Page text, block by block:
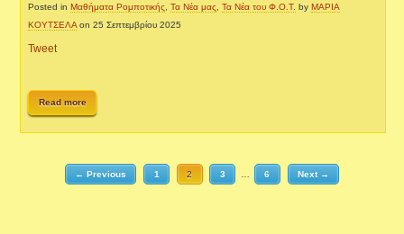
Posted inΜαθήματα Ρομποτικής ,Τα Νέα μας ,Τα Νέα του Φ.Ο.Τ. byΜΑΡΙΑ
ΚΟΥΤΣΕΛΑ on 25 Σεπτεμβρίου 2025
Tweet
Read more
← Previous 1 2 3 6 Next →